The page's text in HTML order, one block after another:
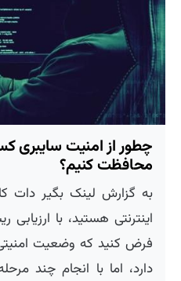
آموزش
چطور از امنیت سایبری
محافظت کنیم؟
به گزارش لینک بگیر
اینترنتی هستید، با
فرض کنید که وضعیت امنیتی
دارد، اما با انجام چند